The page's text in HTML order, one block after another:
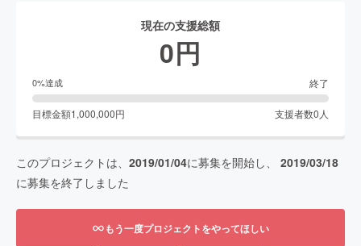
現在の支援総額
0円
0%達成 終了
目標金額1,000,000円 支援者数0 人
このプロジェクトは、 2019/01/04に募集を開始し、 2019/03/18
に募集を終了しました
もう一度プロジェクトをやってほしい